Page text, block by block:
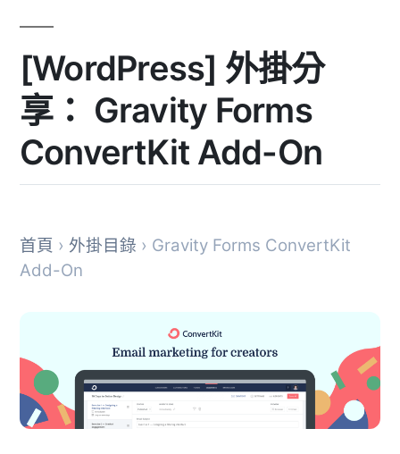
[WordPress] 外掛分
享： Gravity Forms
ConvertKit Add-On
首頁 › 外掛目錄 › Gravity Forms ConvertKit
Add-On